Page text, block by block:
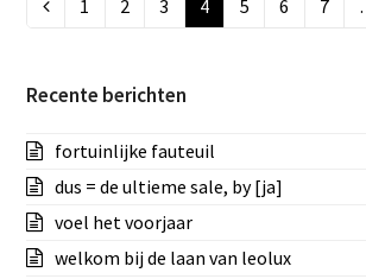
VorigePage
1 Page
2 Page
3 Page
4 Page
5 Page
6 Page
7
Recente berichten
fortuinlijke fauteuil
dus = de ultieme sale, by [ja]
voel het voorjaar
welkom bij de laan van leolux